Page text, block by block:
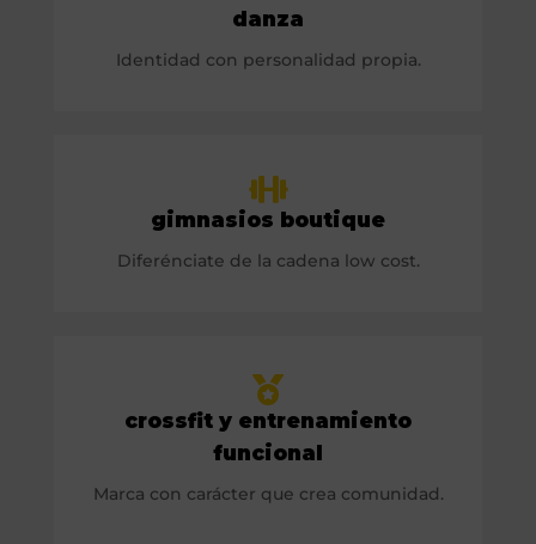
danza
Identidad con personalidad propia.
gimnasios boutique
Diferénciate de la cadena low cost.
crossfit y entrenamiento
funcional
Marca con carácter que crea comunidad.